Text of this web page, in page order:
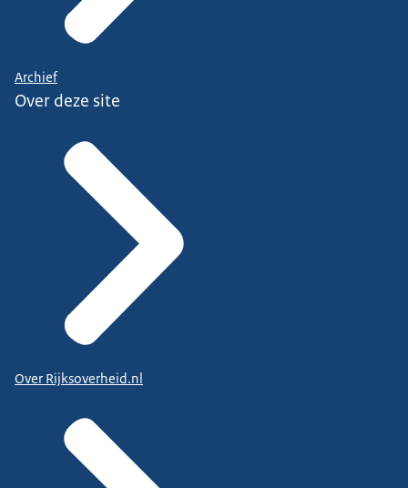
Archief
Over deze site
Over Rijksoverheid.nl